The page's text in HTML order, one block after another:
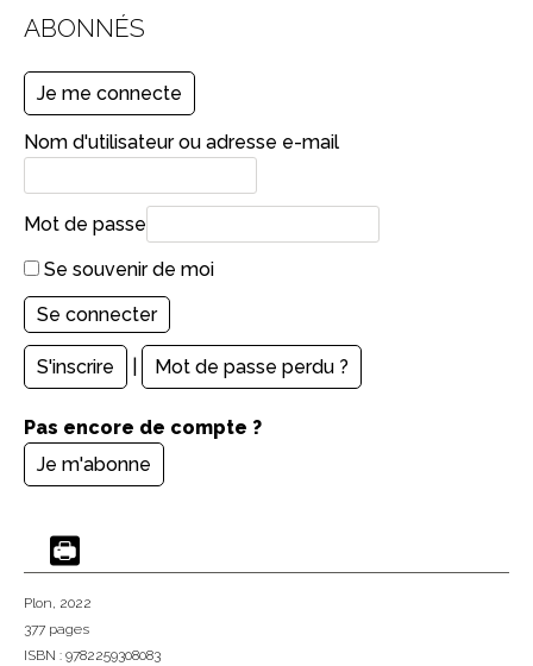
ABONNÉS
Je me connecte
Nom d'utilisateur ou adresse e-mail
Mot de passe
Se souvenir de moi
S'inscrire Mot de passe perdu ?
Pas encore de compte ?
Je m'abonne
Plon, 2022
377 pages
ISBN : 9782259308083